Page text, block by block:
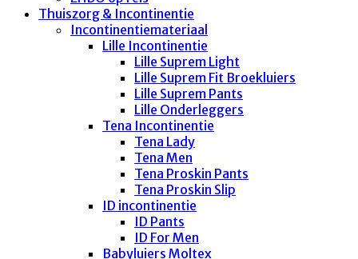
Thuiszorg & Incontinentie
Incontinentiemateriaal
Lille Incontinentie
Lille Suprem Light
Lille Suprem Fit Broekluiers
Lille Suprem Pants
Lille Onderleggers
Tena Incontinentie
Tena Lady
Tena Men
Tena Proskin Pants
Tena Proskin Slip
ID incontinentie
ID Pants
ID For Men
Babyluiers Moltex